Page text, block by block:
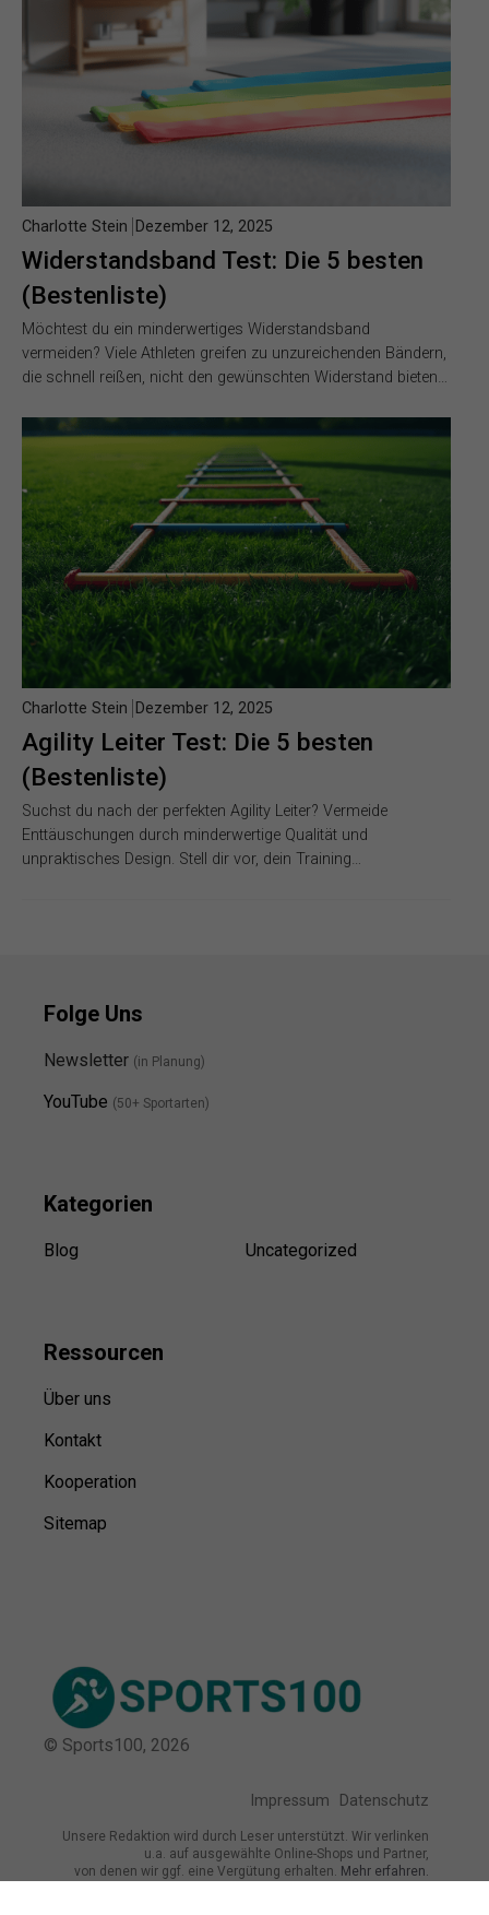
Widerstandsband Test: Die 5 besten
(Bestenliste)
Charlotte Stein Dezember 12, 2025
Möchtest du ein minderwertiges Widerstandsband
vermeiden? Viele Athleten greifen zu unzureichenden Bändern,
die schnell reißen, nicht den gewünschten Widerstand bieten…
Agility Leiter Test: Die 5 besten
(Bestenliste)
Charlotte Stein Dezember 12, 2025
Suchst du nach der perfekten Agility Leiter? Vermeide
Enttäuschungen durch minderwertige Qualität und
unpraktisches Design. Stell dir vor, dein Training…
Folge Uns
Newsletter (in Planung)
YouTube (50+ Sportarten)
Kategorien
Blog Uncategorized
Ressourcen
Über uns
Kontakt
Kooperation
Sitemap
© Sports100, 2026
Impressum Datenschutz
Unsere Redaktion wird durch Leser unterstützt. Wir verlinken
u.a. auf ausgewählte Online-Shops und Partner,
von denen wir ggf. eine Vergütung erhalten. Mehr erfahren.